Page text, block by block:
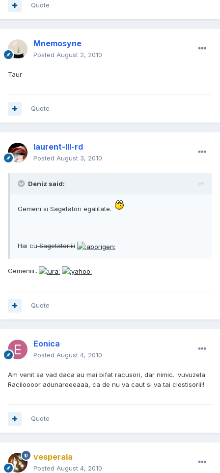
Quote
Mnemosyne
Posted August 2, 2010
Taur
Quote
laurent-III-rd
Posted August 3, 2010
Deniz said:
Gemeni si Sagetatori egalitate.
Hai cuSagetatoriiii
Gemeniii...
Quote
Eonica
Posted August 4, 2010
Am venit sa vad daca au mai bifat racusori, dar nimic. :vuvuzela:
Raciloooor adunareeeaaa, ca de nu va caut si va tai clestisorii!!
Quote
vesperala
Posted August 4, 2010